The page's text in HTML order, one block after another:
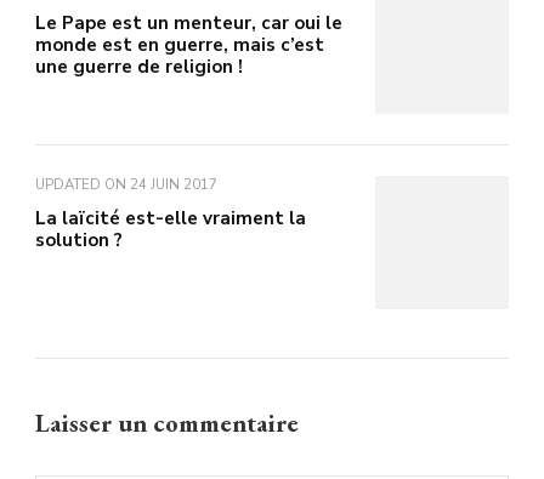
Le Pape est un menteur, car oui le
monde est en guerre, mais c’est
une guerre de religion !
UPDATED ON 24 JUIN 2017
La laïcité est-elle vraiment la
solution ?
Laisser un commentaire